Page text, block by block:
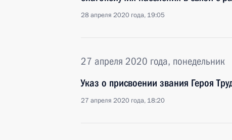
28 апреля 2020 года, 19:05
27 апреля 2020 года, понедельник
Указ о присвоении звания Героя
27 апреля 2020 года, 18:20